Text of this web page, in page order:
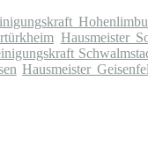
Hausmeister
Hausmeister